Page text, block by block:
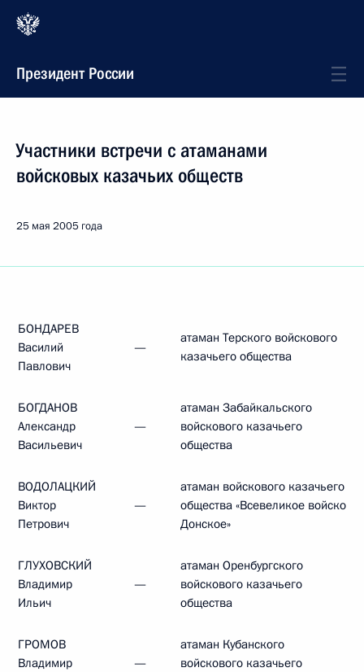
Президент России
Участники встречи с атаманами
войсковых казачьих обществ
25 мая 2005 года
БОНДАРЕВ
Василий
Павлович
—
атаман Терского войскового
казачьего общества
БОГДАНОВ
Александр
Васильевич
—
атаман Забайкальского
войскового казачьего
общества
ВОДОЛАЦКИЙ
Виктор
Петрович
—
атаман войскового казачьего
общества «Всевеликое войско
Донское»
ГЛУХОВСКИЙ
Владимир
Ильич
—
атаман Оренбургского
войскового казачьего
общества
ГРОМОВ
Владимир
—
атаман Кубанского
войскового казачьего